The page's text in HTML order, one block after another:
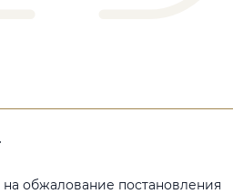
обжалование постановления